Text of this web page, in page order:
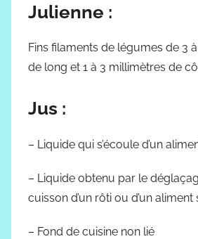
Julienne :
Fins filaments de légumes de 3
de long et 1 à 3 millimètres de
Jus :
– Liquide qui s’écoule d’un
– Liquide obtenu par le
cuisson d’un rôti ou d’un aliment
– Fond de cuisine non lié